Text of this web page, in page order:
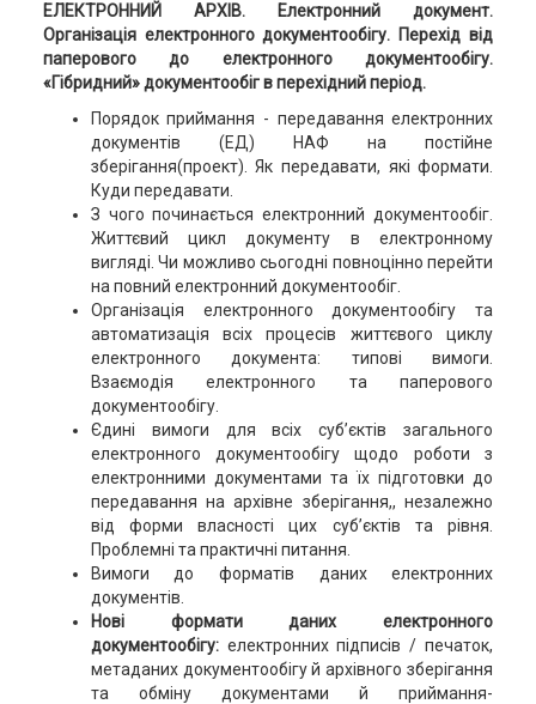
ЕЛЕКТРОННИЙ АРХІВ. Електронний документ.
Організація електронного документообігу. Перехід від
паперового до електронного документообігу.
«Гібридний» документообіг в перехідний період.
Порядок приймання - передавання електронних
документів (ЕД) НАФ на постійне
зберігання(проект). Як передавати, які формати.
Куди передавати.
З чого починається електронний документообіг.
Життєвий цикл документу в електронному
вигляді. Чи можливо сьогодні повноцінно перейти
на повний електронний документообіг.
Організація електронного документообігу та
автоматизація всіх процесів життєвого циклу
електронного документа: типові вимоги.
Взаємодія електронного та паперового
документообігу.
Єдині вимоги для всіх суб’єктів загального
електронного документообігу щодо роботи з
електронними документами та їх підготовки до
передавання на архівне зберігання,, незалежно
від форми власності цих суб’єктів та рівня.
Проблемні та практичні питання.
Вимоги до форматів даних електронних
документів.
Нові формати даних електронного
документообігу: електронних підписів / печаток,
метаданих документообігу й архівного зберігання
та обміну документами й приймання-